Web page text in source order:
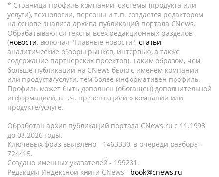
* Страница-профиль компании, системы (продукта или
услуги), технологии, персоны и т.п. создается редактором
на основе анализа архива публикаций портала CNews.
Обрабатываются тексты всех редакционных разделов
(новости, включая "Главные новости", статьи,
аналитические обзоры рынков, интервью, а также
содержание партнёрских проектов). Таким образом, чем
больше публикаций на CNews было с именем компании
или продукта/услуги, тем более информативен профиль.
Профиль может быть дополнен (обогащен) дополнительной
информацией, в т.ч. презентацией о компании или
продукте/услуге.
Обработан архив публикаций портала CNews.ru c 11.1998
до 08.2026 годы.
Ключевых фраз выявлено - 1463330, в очереди разбора -
724415.
Создано именных указателей - 199231.
Редакция Индексной книги CNews - book@cnews.ru